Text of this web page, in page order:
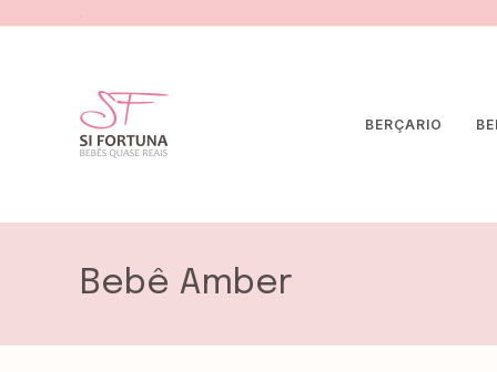
.
BERÇARIO
Bebê Amber